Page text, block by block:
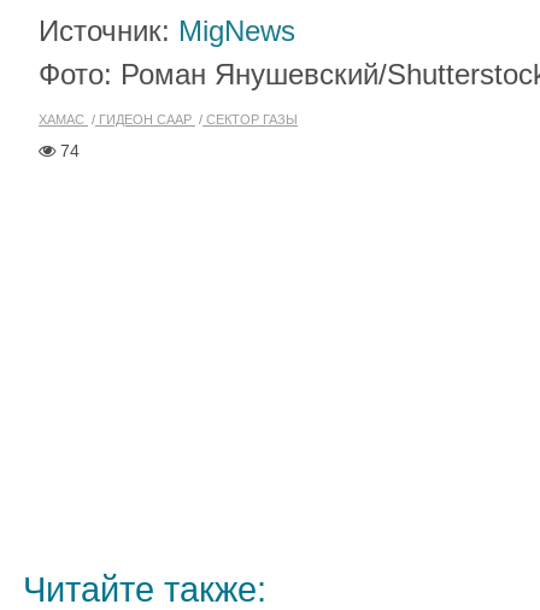
Источник: MigNews
Фото: Роман Янушевский/
ХАМАС ГИДЕОН СААР СЕКТОР ГАЗЫ
74
Читайте также: